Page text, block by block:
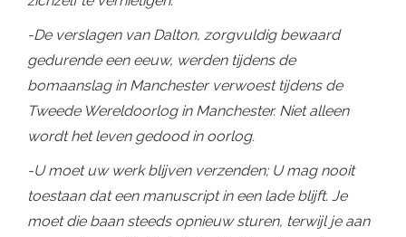
-De verslagen van Dalton, zorgvuldig bewaard
gedurende een eeuw, werden tijdens de
bomaanslag in Manchester verwoest tijdens de
Tweede Wereldoorlog in Manchester. Niet alleen
wordt het leven gedood in oorlog.
-U moet uw werk blijven verzenden; U mag nooit
toestaan ​​dat een manuscript in een lade blijft. Je
moet die baan steeds opnieuw sturen, terwijl je aan